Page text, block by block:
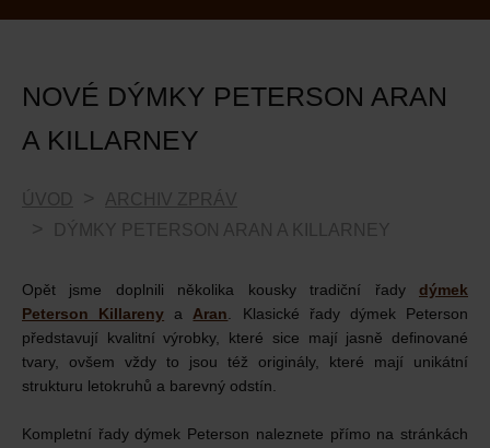
NOVÉ DÝMKY PETERSON ARAN
A KILLARNEY
ÚVOD
ARCHIV ZPRÁV
DÝMKY PETERSON ARAN A KILLARNEY
Opět jsme doplnili několika kousky tradiční řady dýmek
Peterson Killareny a Aran . Klasické řady dýmek Peterson
představují kvalitní výrobky, které sice mají jasně definované
tvary, ovšem vždy to jsou též originály, které mají unikátní
strukturu letokruhů a barevný odstín.
Kompletní řady dýmek Peterson naleznete přímo na stránkách